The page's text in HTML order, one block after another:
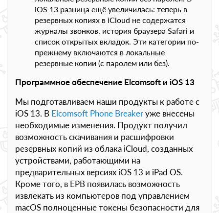
iOS 13 разница ещё увеличилась: теперь в
резервных копиях в iCloud не содержатся
журналы звонков, история браузера Safari и
список открытых вкладок. Эти категории по-
прежнему включаются в локальные
резервные копии (с паролем или без).
Программное обеспечение Elcomsoft и iOS 13
Мы подготавливаем наши продукты к работе с
iOS 13. В Elcomsoft Phone Breakerуже внесены
необходимые изменения. Продукт получил
возможность скачивания и расшифровки
резервных копий из облака iCloud, созданных
устройствами, работающими на
предварительных версиях iOS 13 и iPad OS.
Кроме того, в EPB появилась возможность
извлекать из компьютеров под управлением
macOS полноценные токены безопасности для